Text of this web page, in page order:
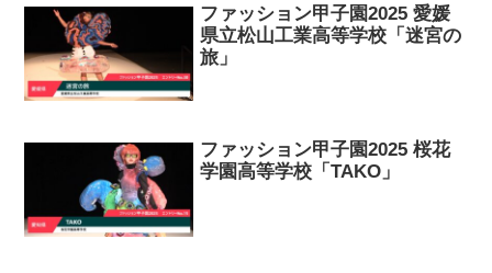
ファッション甲子園2025 愛媛
県立松山工業高等学校「迷宮の
旅」
ファッション甲子園2025 桜花
学園高等学校「TAKO」